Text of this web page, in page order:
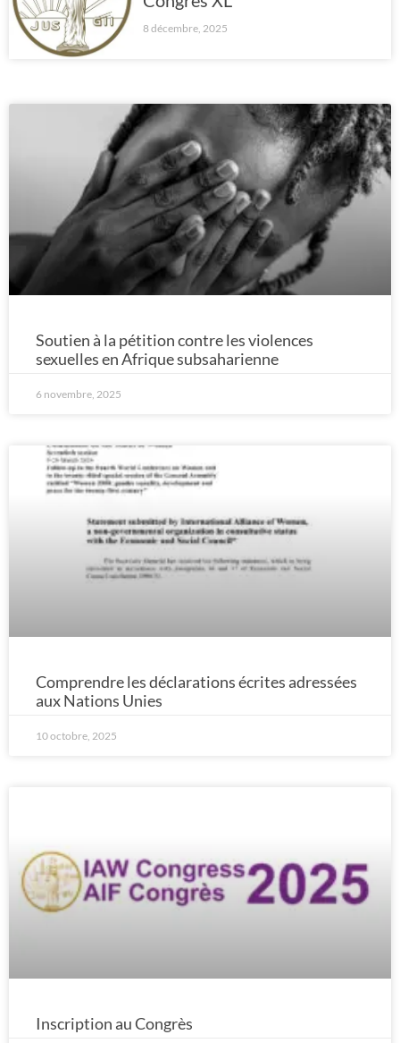
8 décembre, 2025
Soutien à la pétition contre les violences
sexuelles en Afrique subsaharienne
6 novembre, 2025
Comprendre les déclarations écrites adressées
aux Nations Unies
10 octobre, 2025
Inscription au Congrès